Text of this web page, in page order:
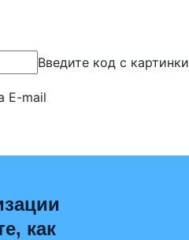
Введите код с картинки
E-mail
как